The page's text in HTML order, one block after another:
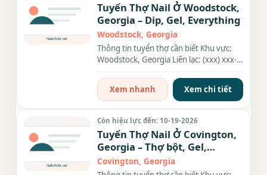
Tuyển Thợ Nail Ở Woodstock,
Georgia – Dip, Gel, Everything
Woodstock, Georgia
Thông tin tuyển thợ cần biết Khu vực:
Woodstock, Georgia Liên lạc: (xxx) xxx-
Xem nhanh
Xem chi tiết
Còn hiệu lực đến: 10-19-2026
Tuyển Thợ Nail Ở Covington,
Georgia – Thợ bột, Gel,
Everything
Covington, Georgia